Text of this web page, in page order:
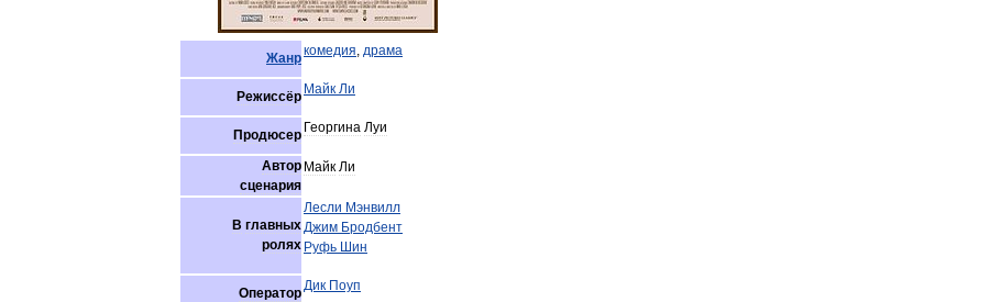
Жанркомедия, драма
Режиссёр Майк Ли
Продюсер Георгина Луи
Автор
сценария
Майк Ли
В главных
ролях
Лесли Мэнвилл
Джим Бродбент
Руфь Шин
ОператорДик Поуп